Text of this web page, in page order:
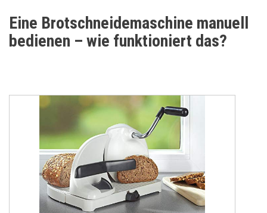
Eine Brotschneidemaschine manuell
bedienen – wie funktioniert das?